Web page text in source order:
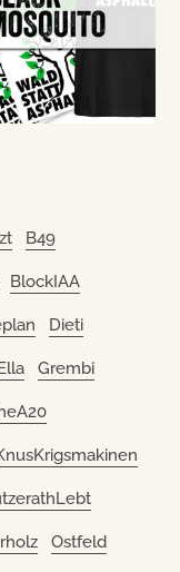
B49
BlockIAA
Dieti
Grembi
Ostfeld